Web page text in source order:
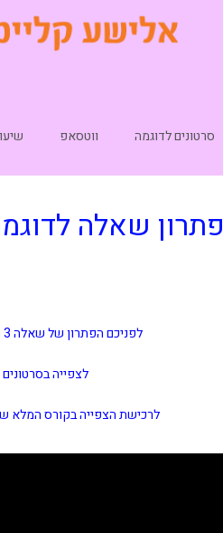
סרטונים לדוגמה ווטסאפ
פתרון שאלה לדוגמה
לפניכם הפתרון של שאלה 3 סעיף א מטלה 05 –
לצפייה
לרכישת הצפייה בקורס המלא של